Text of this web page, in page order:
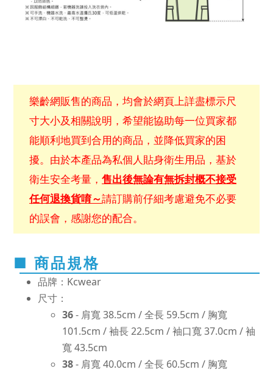
樂齡網販售的商品，均會於網頁上詳盡標示尺
寸大小及相關說明，希望能協助每一位買家都
能順利地買到合用的商品，並降低買家的困
擾。由於本產品為私個人貼身衛生用品，基於
衛生安全考量， 售出後無論有無拆封概不接受
任何退換貨唷～請訂購前仔細考慮避免不必要
的誤會，感謝您的配合。
■ 商品規格
品牌：Kcwear
尺寸：
36- 肩寬 38.5cm / 全長 59.5cm / 胸寬
101.5cm / 袖長 22.5cm / 袖口寬 37.0cm / 袖
寬 43.5cm
38- 肩寬 40.0cm / 全長 60.5cm / 胸寬